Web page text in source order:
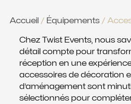
Accueil / Équipements /
Chez Twist Events, nous
détail compte pour
réception en une
accessoires de décoration
d’aménagement sont
sélectionnés pour